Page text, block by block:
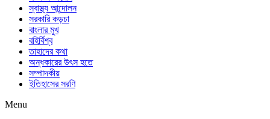
স্বাস্থ্য আন্দোলন
সরকারি কড়চা
বাংলার মুখ
বহির্বিশ্ব
তাহাদের কথা
অন্ধকারের উৎস হতে
সম্পাদকীয়
ইতিহাসের সরণি
Menu